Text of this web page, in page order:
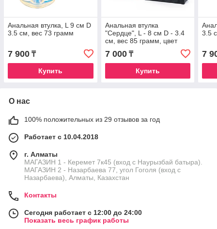
Анальная втулка, L 9 см D
3.5 см, вес 73 грамм
7 900 ₸
Купить
Анальная втулка
"Сердце", L - 8 см D - 3.4
см, вес 85 грамм, цвет
кристалла - красный
7 000₸
Купить
3.5
7
О нас
100% положительных из 29 отзывов за год
Работает с 10.04.2018
г. Алматы
МАГАЗИН 1 - Керемет 7к45 (вход с Наурызбай батыра).
МАГАЗИН 2 - Назарбаева 77, угол Гоголя (вход с
Назарбаева), Алматы, Казахстан
Контакты
Сегодня работает с 12:00 до 24:00
Показать весь график работы